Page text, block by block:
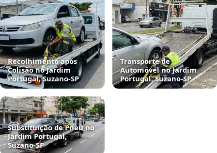
Recolhimento após
Colisão no Jardim
Portugal, Suzano‑SP
Transporte de
Automóvel no Jardim
Portugal, Suzano‑SP
Substituição de Pneu no
Jardim Portugal,
Suzano‑SP